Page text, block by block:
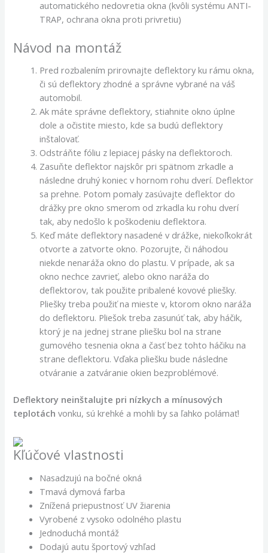
automatického nedovretia okna (kvôli systému ANTI-
TRAP, ochrana okna proti privretiu)
Návod na montáž
Pred rozbalením prirovnajte deflektory ku rámu okna,
či sú deflektory zhodné a správne vybrané na váš
automobil.
Ak máte správne deflektory, stiahnite okno úplne
dole a očistite miesto, kde sa budú deflektory
inštalovať.
Odstráňte fóliu z lepiacej pásky na deflektoroch.
Zasuňte deflektor najskôr pri spätnom zrkadle a
následne druhý koniec v hornom rohu dverí. Deflektor
sa prehne. Potom pomaly zasúvajte deflektor do
drážky pre okno smerom od zrkadla ku rohu dverí
tak, aby nedošlo k poškodeniu deflektora.
Keď máte deflektory nasadené v drážke, niekoľkokrát
otvorte a zatvorte okno. Pozorujte, či náhodou
niekde nenaráža okno do plastu. V prípade, ak sa
okno nechce zavrieť, alebo okno naráža do
deflektorov, tak použite pribalené kovové pliešky.
Pliešky treba použiť na mieste v, ktorom okno naráža
do deflektoru. Pliešok treba zasunúť tak, aby háčik,
ktorý je na jednej strane pliešku bol na strane
gumového tesnenia okna a časť bez tohto háčiku na
strane deflektoru. Vďaka pliešku bude následne
otváranie a zatváranie okien bezproblémové.
Deflektory neinštalujte pri nízkych a mínusových
teplotách vonku, sú krehké a mohli by sa ľahko polámať!
Kľúčové vlastnosti
Nasadzujú na bočné okná
Tmavá dymová farba
Znížená priepustnosť UV žiarenia
Vyrobené z vysoko odolného plastu
Jednoduchá montáž
Dodajú autu športový vzhľad